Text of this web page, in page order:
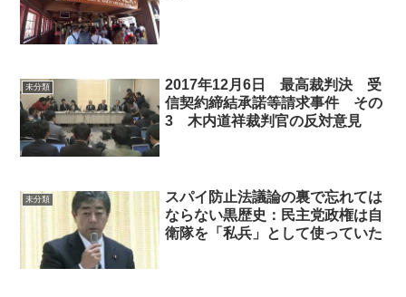
未分類
2017年12月6日 最高裁判決 受
信契約締結承諾等請求事件 その
3 木内道祥裁判官の反対意見
未分類
スパイ防止法議論の裏で忘れては
ならない黒歴史：民主党政権は自
衛隊を「私兵」として使っていた